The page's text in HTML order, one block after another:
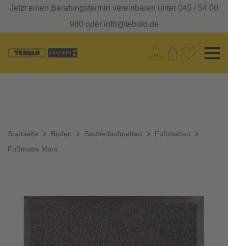
Jetzt einen Beratungstermin vereinbaren unter 040 / 54 00
980 oder info@tebolo.de
Startseite Boden Sauberlaufmatten
Fußmatten
Fußmatte Mars